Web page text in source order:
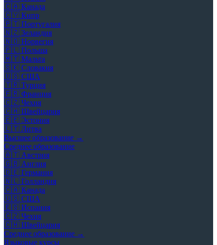
🇨🇦 Канада
🇨🇾 Кипр
🇵🇹 Португалия
🇳🇿 Зеландия
🇳🇴 Норвегия
🇵🇱 Польша
🇲🇹 Мальта
🇸🇰 Словакия
🇺🇸 США
🇹🇷 Турция
🇫🇷 Франция
🇨🇿 Чехия
🇨🇭 Швейцария
🇪🇪 Эстония
🇱🇹 Литва
Высшее образование →
Среднее образование
🇦🇹 Австрия
🇬🇧 Англия
🇩🇪 Германия
🇳🇱 Голландия
🇨🇦 Канада
🇺🇸 США
🇪🇸 Испания
🇨🇿 Чехия
🇨🇭 Швейцария
Среднее образование →
Языковые курсы